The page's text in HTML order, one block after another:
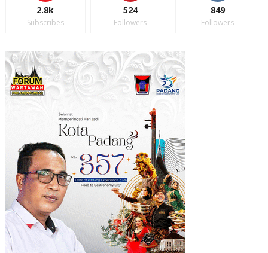
2.8k
Subscribes
524
Followers
849
Followers